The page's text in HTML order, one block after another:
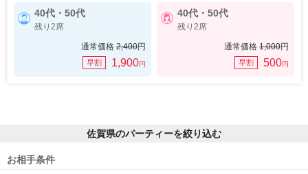
40代・50代
残り2席
通常価格 2,400円
早割 1,900円
40代・50代
残り2席
通常価格 1,000円
早割 500円
佐賀県のパーティーを絞り込む
お相手条件